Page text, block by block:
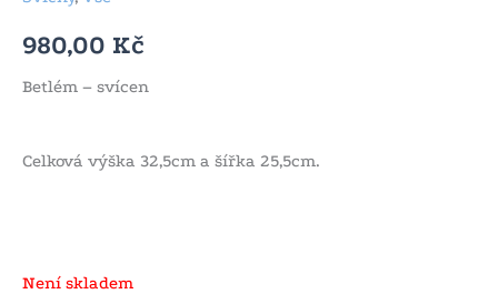
980,00 Kč
Betlém – svícen
Celková výška 32,5cm a šířka 25,5cm.
Není skladem